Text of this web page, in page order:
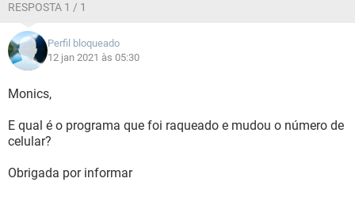
RESPOSTA 1 / 1
Perfil bloqueado
12 jan 2021 às 05:30
Monics,
E qual é o programa que foi raqueado e mudou o número de
celular?
Obrigada por informar